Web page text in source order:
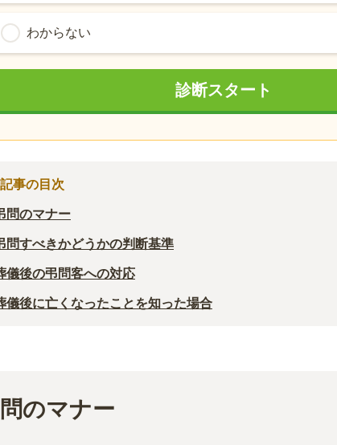
わからない
診断スタート
事の目次
問のマナー
問すべきかどうかの判断基準
儀後の弔問客への対応
儀後に亡くなったことを知った場合
のマナー